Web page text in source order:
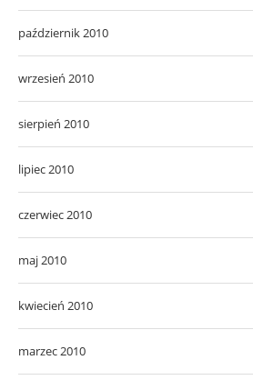
październik 2010
wrzesień 2010
sierpień 2010
lipiec 2010
czerwiec 2010
maj 2010
kwiecień 2010
marzec 2010